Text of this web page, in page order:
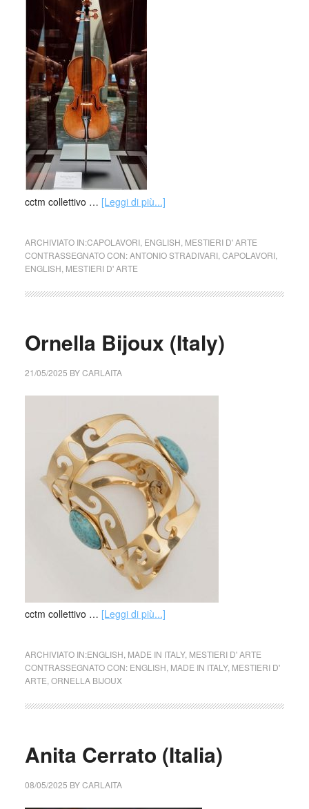
cctm collettivo … [Leggi di più...]
ARCHIVIATO IN:CAPOLAVORI, ENGLISH MESTIERI D' ARTE
CONTRASSEGNATO CON:ANTONIO STRADIVARI, CAPOLAVORI,
ENGLISH MESTIERI D' ARTE
Ornella Bijoux (Italy)
21/05/2025 BYCARLAITA
cctm collettivo … [Leggi di più...]
ARCHIVIATO IN:ENGLISH MADE IN ITALY, MESTIERI D' ARTE
CONTRASSEGNATO CON: ENGLISH MADE IN ITALY, MESTIERI D'
ARTE ORNELLA BIJOUX
Anita Cerrato (Italia)
08/05/2025 BYCARLAITA